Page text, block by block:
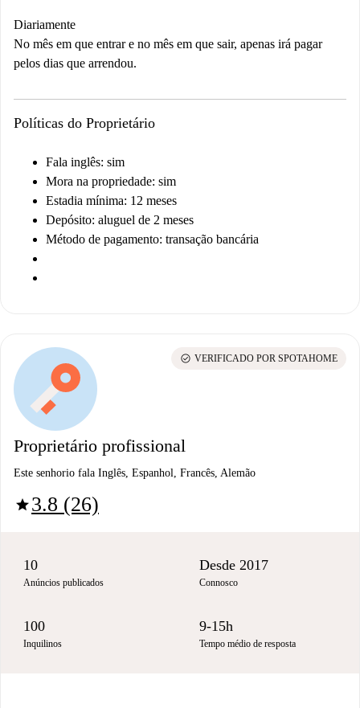
Diariamente
No mês em que entrar e no mês em que sair, apenas irá pagar
pelos dias que arrendou.
Políticas do Proprietário
Fala inglês: sim
Mora na propriedade: sim
Estadia mínima: 12 meses
Depósito: aluguel de 2 meses
Método de pagamento: transação bancária
Proprietário profissional
Este senhorio fala Inglês, Espanhol, Francês, Alemão
star3.8 (26)
check_circle VERIFICADO POR SPOTAHOME
10
Anúncios publicados
Desde 2017
Connosco
100
Inquilinos
9-15h
Tempo médio de resposta